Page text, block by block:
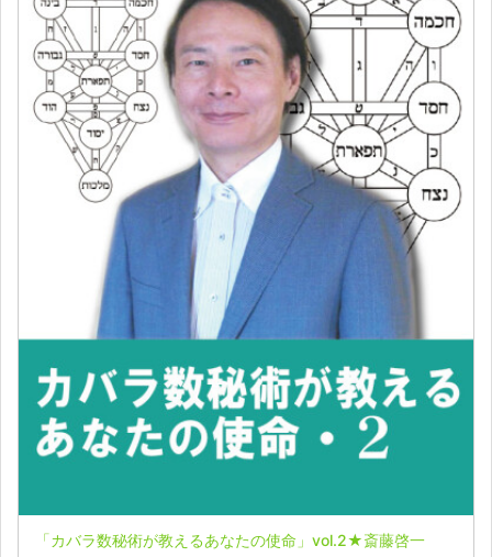
「カバラ数秘術が教えるあなたの使命」vol.2★斎藤啓一